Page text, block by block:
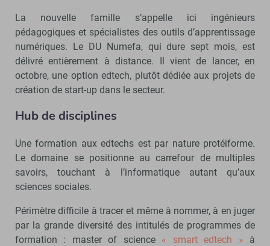
La nouvelle famille s’appelle ici ingénieurs
pédagogiques et spécialistes des outils d’apprentissage
numériques. Le DU Numefa, qui dure sept mois, est
délivré entièrement à distance. Il vient de lancer, en
octobre, une option edtech, plutôt dédiée aux projets de
création de start-up dans le secteur.
Hub de disciplines
Une formation aux edtechs est par nature protéiforme.
Le domaine se positionne au carrefour de multiples
savoirs, touchant à l’informatique autant qu’aux
sciences sociales.
Périmètre difficile à tracer et même à nommer, à en juger
par la grande diversité des intitulés de programmes de
formation : master of science « smart edtech » à